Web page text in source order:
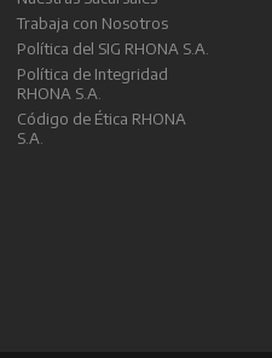
Trabaja con Nosotros
Política del SIG RHONA S.A.
Política de Integridad
RHONA S.A.
Código de Ética RHONA
S.A.